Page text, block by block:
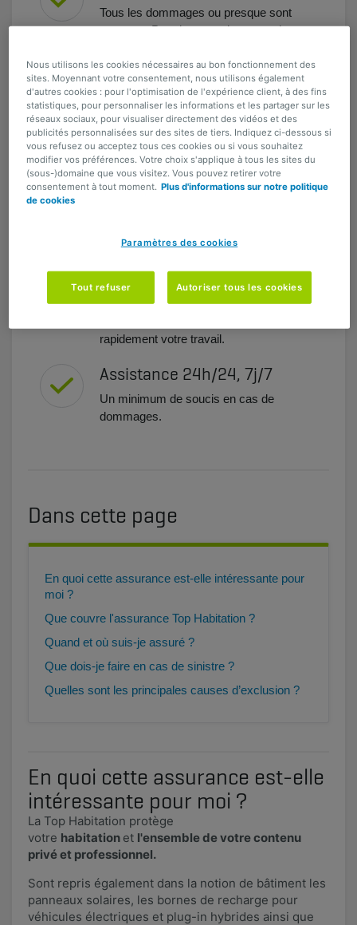
Tous les dommages ou presque sont
couverts. Pas de mauvaises surprises.
Protection sur-mesure
Vous adaptez votre assurance à votre
activité, selon vos besoins et souhaits.
Indemnisation en valeur à
neuf
Les surcoûts pour vous mettre en règle
indemnisés.
Règlement rapide des
sinistres
rapidement votre travail.
Assistance 24h/24, 7j/7
Un minimum de soucis en cas de
dommages.
Dans cette page
En quoi cette assurance est-elle intéressante pour
moi ?
Que couvre l'assurance Top Habitation ?
Quand et où suis-je assuré ?
Que dois-je faire en cas de sinistre ?
Quelles sont les principales causes d’exclusion ?
En quoi cette assurance est-elle
intéressante pour moi ?
La Top Habitation protège
votre habitation et l'ensemble de votre contenu
privé et professionnel.
Sont repris également dans la notion de bâtiment les
panneaux solaires, les bornes de recharge pour
véhicules électriques et plug-in hybrides ainsi que
Nous utilisons les cookies nécessaires au bon fonctionnement des
sites. Moyennant votre consentement, nous utilisons également
d'autres cookies : pour l'optimisation de l'expérience client, à des fins
statistiques, pour personnaliser les informations et les partager sur les
réseaux sociaux, pour visualiser directement des vidéos et des
publicités personnalisées sur des sites de tiers. Indiquez ci-dessous si
vous refusez ou acceptez tous ces cookies ou si vous souhaitez
modifier vos préférences. Votre choix s'applique à tous les sites du
(sous-)domaine que vous visitez. Vous pouvez retirer votre
consentement à tout moment. Plus d'informations sur notre politique
de cookies
Paramètres des cookies
Tout refuser Autoriser tous les cookies